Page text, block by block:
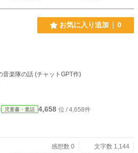
お気に入り追加 0
音楽隊の話 (チャットGPT作)
児童書・童話 4,658 位 / 4,658件
感想数 0
文字数 1,144